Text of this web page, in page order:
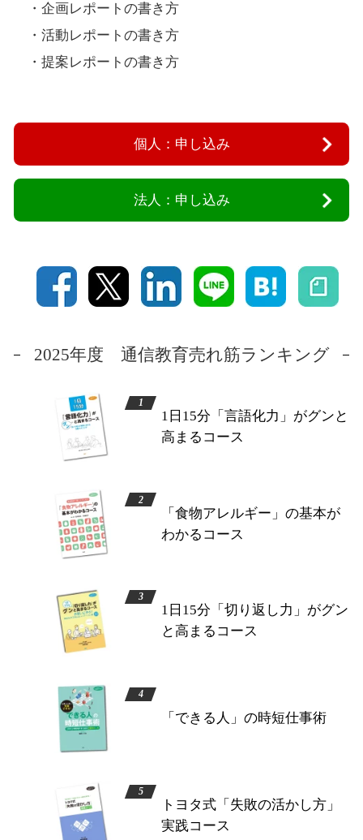
・企画レポートの書き方
・活動レポートの書き方
・提案レポートの書き方
個人：申し込み
法人：申し込み
2025年度 通信教育売れ筋ランキング
1日15分「言語化力」がグンと
高まるコース
「食物アレルギー」の基本が
わかるコース
1日15分「切り返し力」がグン
と高まるコース
「できる人」の時短仕事術
トヨタ式「失敗の活かし方」
実践コース